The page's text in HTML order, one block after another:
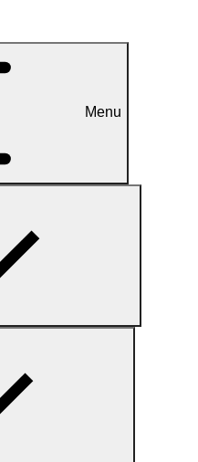
Menu